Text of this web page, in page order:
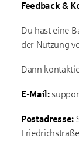
Feedback &
Du hast eine
der Nutzung
Dann
E-Mail:
Postadresse: